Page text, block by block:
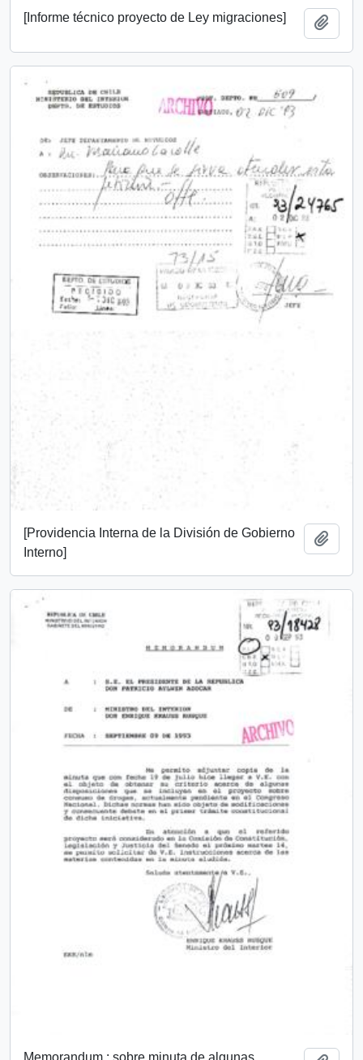
[Informe técnico proyecto de Ley migraciones]
[Providencia Interna de la División de Gobierno
Interno]
Memorandum : sobre minuta de algunas